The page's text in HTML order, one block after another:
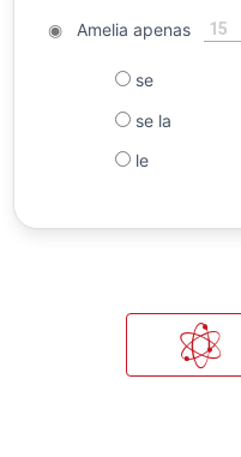
◉Amelia apenas 15
se
se la
le